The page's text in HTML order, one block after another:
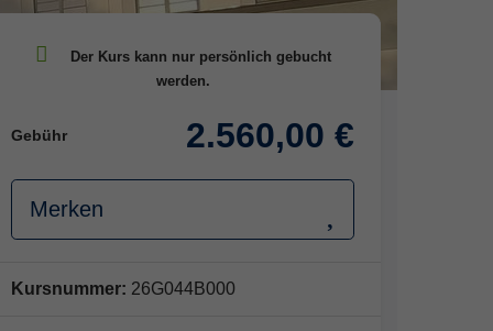
Gebühr 2.560,00 €
Merken
Kursnummer: 26G044B000